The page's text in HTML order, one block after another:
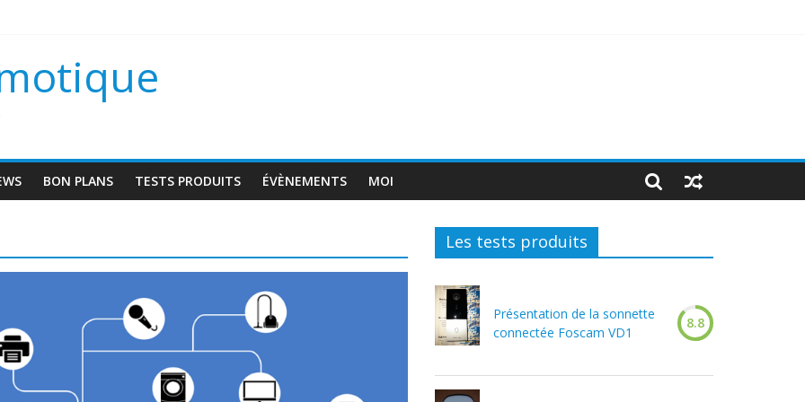
maison connectée ?
BON PLANS TESTS PRODUITS ÉVÈNEMENTS MOI
Les tests produits
Présentation de la sonnette
connectée Foscam VD1
8.8